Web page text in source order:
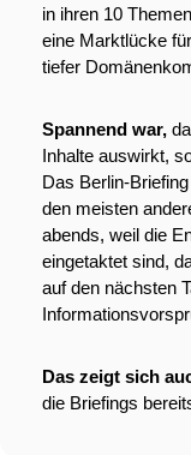
in ihren 10
eine Marktlücke
tiefer
Spannend war,
Inhalte auswirkt,
Das Berlin-
den meisten
abends, weil die
eingetaktet sind,
auf den nächsten
Das zeigt sich
die Briefings